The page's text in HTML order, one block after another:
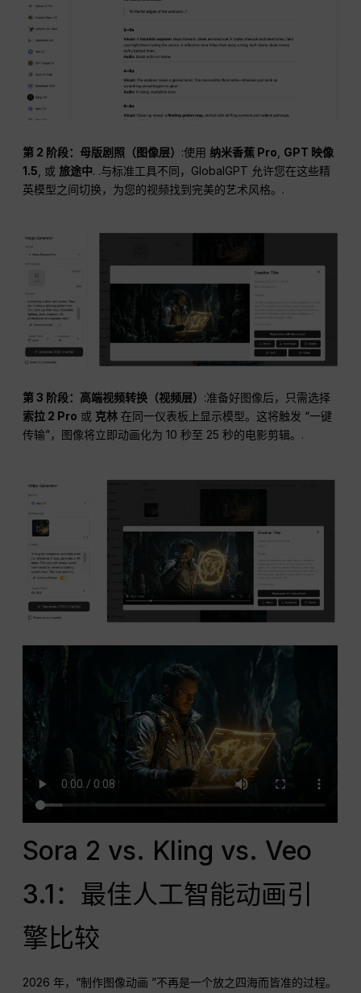
第 2 阶段：母版剧照（图像层） :使用 纳米香蕉 Pro, GPT 映像
1.5, 或 旅途中. .与标准工具不同，GlobalGPT 允许您在这些精
英模型之间切换，为您的视频找到完美的艺术风格。.
第 3 阶段：高端视频转换（视频层） :准备好图像后，只需选择
索拉 2 Pro 或 克林 在同一仪表板上显示模型。这将触发 “一键
传输”，图像将立即动画化为 10 秒至 25 秒的电影剪辑。.
Sora 2 vs. Kling vs. Veo
3.1：最佳人工智能动画引
擎比较
2026 年，“制作图像动画 ”不再是一个放之四海而皆准的过程。